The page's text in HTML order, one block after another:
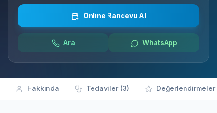
Online Randevu Al
Ara WhatsApp
Hakkında Tedaviler (3) Değerlendirmeler